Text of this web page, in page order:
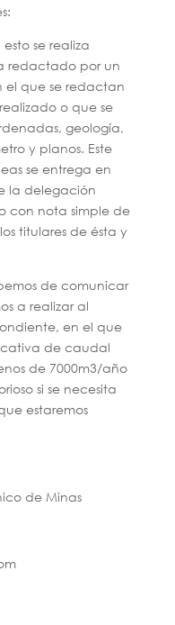
se realiza
redactado por un
el que se redactan
o que se
geología,
y planos. Este
se entrega en
la delegación
con nota simple de
titulares de ésta y
de comunicar
a realizar al
en el que
de caudal
de 7000m3/año
si se necesita
estaremos
de Minas